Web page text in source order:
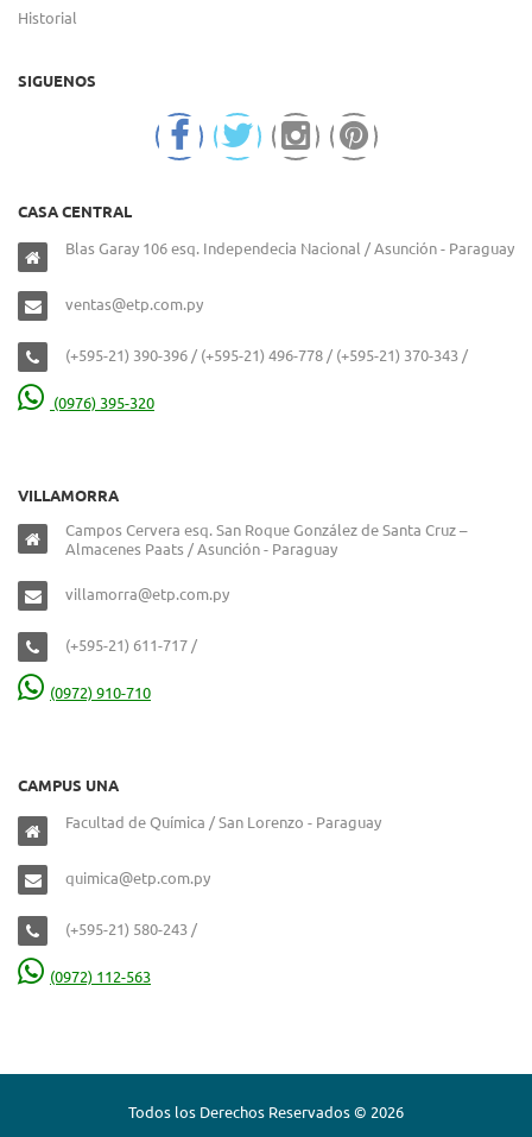
Historial
SIGUENOS
CASA CENTRAL
Blas Garay 106 esq. Independecia Nacional / Asunción - Paraguay
ventas@etp.com.py
(+595-21) 390-396 / (+595-21) 496-778 / (+595-21) 370-343 /
(0976) 395-320
VILLAMORRA
Campos Cervera esq. San Roque González de Santa Cruz –
Almacenes Paats / Asunción - Paraguay
villamorra@etp.com.py
(+595-21) 611-717 /
(0972) 910-710
CAMPUS UNA
Facultad de Química / San Lorenzo - Paraguay
quimica@etp.com.py
(+595-21) 580-243 /
(0972) 112-563
Todos los Derechos Reservados © 2026